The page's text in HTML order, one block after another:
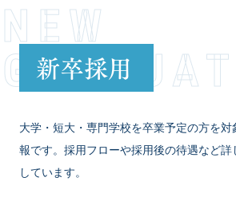
NEW
新卒採用
大学・短大・専門学校を卒業予定の方を
報です。採用フローや採用後の待遇など
しています。